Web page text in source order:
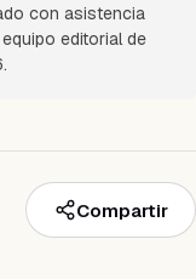
con asistencia
editorial de
Compartir